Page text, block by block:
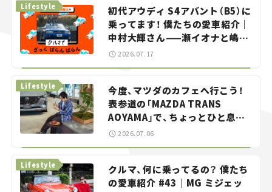
初代アウディ S4アバント（B5）に
乗ってます！ 僕たちの愛車紹介｜
中村大輝さん——瀬イオナと嶋田
智之の「クルマでざっくばらんば
らん！」＃20
Lifestyle
2026.07.17
今度、マツダのカフェへ行こう！
表参道の「MAZDA TRANS
AOYAMA」で、ちょっとひと息。
——連載｜CCGとクルマでどうす
Lifestyle
2026.07.06
クルマ、何に乗ってるの？ 僕たち
の愛車紹介 #43｜MG ミジェッ
Lifestyle